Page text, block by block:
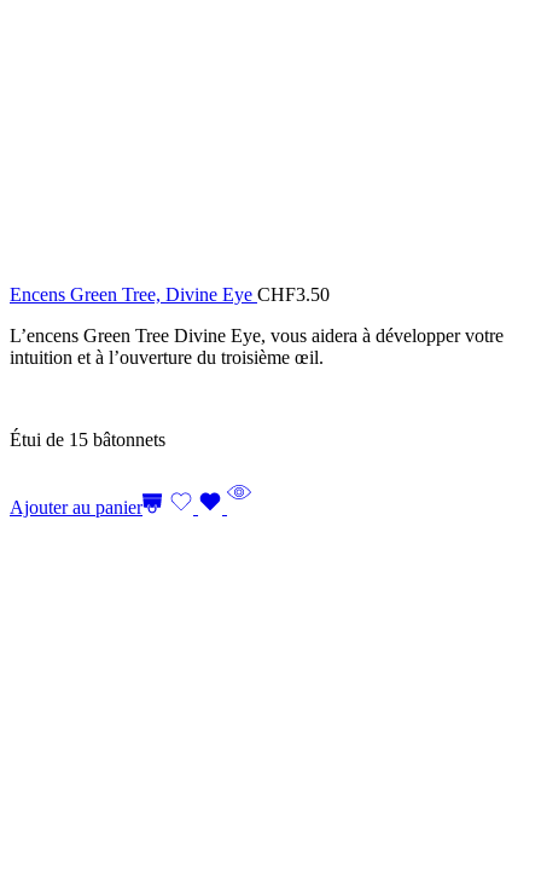
Encens Green Tree, Divine Eye CHF3.50
L’encens Green Tree Divine Eye, vous aidera à développer votre
intuition et à l’ouverture du troisième œil.
Étui de 15 bâtonnets
Ajouter au panier